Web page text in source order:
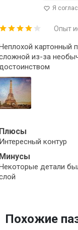
Я
Опыт
картонный
из-за
контур
детали
Похожие